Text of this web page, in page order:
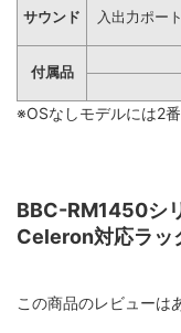
サウンド 入出力ポート
付属品
※OSなしモデルには2
BBC-RM1450シ
Celeron対応ラッ
この商品のレビューは